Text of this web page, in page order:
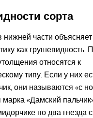
сорта
части
как грушевидность.
относятся к
типу. Если у них
они называются «с
«Дамский
по два гнезда с